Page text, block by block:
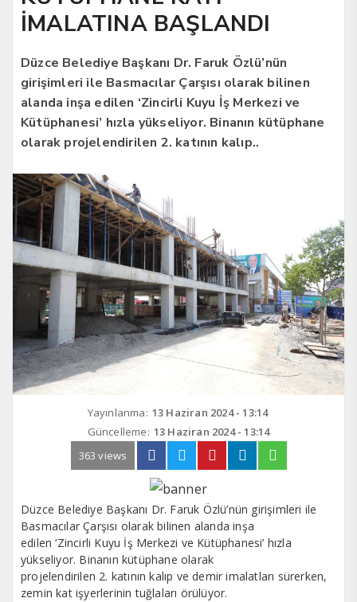
İMALATINA BAŞLANDI
Düzce Belediye Başkanı Dr. Faruk Özlü’nün
girişimleri ile Basmacılar Çarşısı olarak bilinen
alanda inşa edilen ‘Zincirli Kuyu İş Merkezi ve
Kütüphanesi’ hızla yükseliyor. Binanın kütüphane
olarak projelendirilen 2. katının kalıp..
Yayınlanma: 13 Haziran 2024 - 13:14
Güncelleme: 13 Haziran 2024 - 13:14
363 views
Düzce Belediye Başkanı Dr. Faruk Özlü’nün girişimleri ile
Basmacılar Çarşısı olarak bilinen alanda inşa
edilen ‘Zincirli Kuyu İş Merkezi ve Kütüphanesi’ hızla
yükseliyor. Binanın kütüphane olarak
projelendirilen 2. katının kalıp ve demir imalatları sürerken,
zemin kat işyerlerinin tuğlaları örülüyor.